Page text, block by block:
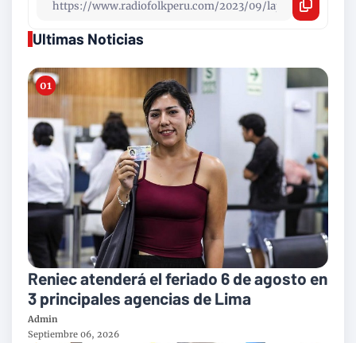
Ultimas Noticias
Reniec atenderá el feriado 6 de agosto en
3 principales agencias de Lima
Admin
Septiembre 06, 2026